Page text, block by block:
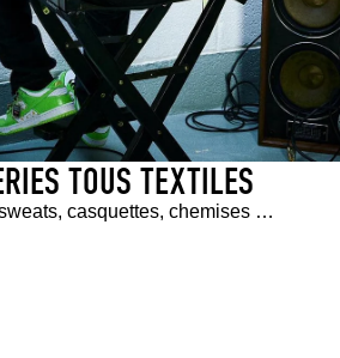
TOUS TEXTILES
casquettes, chemises …